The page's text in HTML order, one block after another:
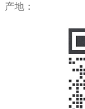
产地：